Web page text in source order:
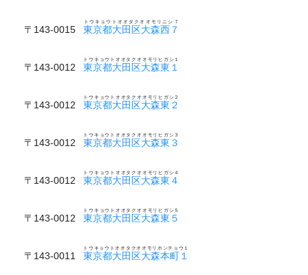
〒143-0015 東京都大田区大森西７
トウキョウトオオタクオオモリニシ７
〒143-0012 東京都大田区大森東１
トウキョウトオオタクオオモリヒガシ１
〒143-0012 東京都大田区大森東２
トウキョウトオオタクオオモリヒガシ２
〒143-0012 東京都大田区大森東３
トウキョウトオオタクオオモリヒガシ３
〒143-0012 東京都大田区大森東４
トウキョウトオオタクオオモリヒガシ４
〒143-0012 東京都大田区大森東５
トウキョウトオオタクオオモリヒガシ５
〒143-0011 東京都大田区大森本町１
トウキョウトオオタクオオモリホンチョウ１